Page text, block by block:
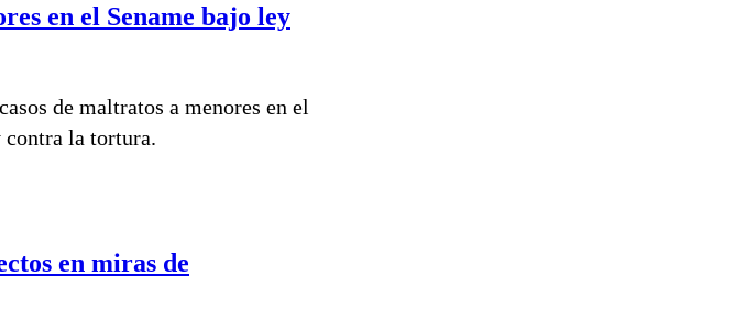
en el Sename bajo ley
de maltratos a menores en el
contra la tortura.
en miras de